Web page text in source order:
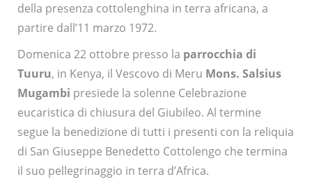
della presenza cottolenghina in terra africana, a
partire dall’11 marzo 1972.
Domenica 22 ottobre presso la parrocchia di
Tuuru, in Kenya, il Vescovo di Meru Mons. Salsius
Mugambi presiede la solenne Celebrazione
eucaristica di chiusura del Giubileo. Al termine
segue la benedizione di tutti i presenti con la reliquia
di San Giuseppe Benedetto Cottolengo che termina
il suo pellegrinaggio in terra d’Africa.